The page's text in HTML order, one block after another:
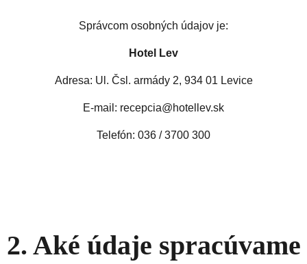
Správcom osobných údajov je:
Hotel Lev
Adresa: Ul. Čsl. armády 2, 934 01 Levice
E-mail: recepcia@hotellev.sk
Telefón: 036 / 3700 300
2. Aké údaje spracúvame